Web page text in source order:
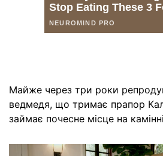
Майже через три роки
ведмедя, що тримає прапор
займає почесне місце на